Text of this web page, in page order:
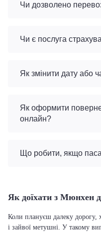
Чи дозволено
Чи є послуга
Як змінити дату або
Як оформити
онлайн?
Що робити, якщо
Як доїхати з Мюнхен
Коли плануєш далеку дорогу,
і зайвої метушні. У такому